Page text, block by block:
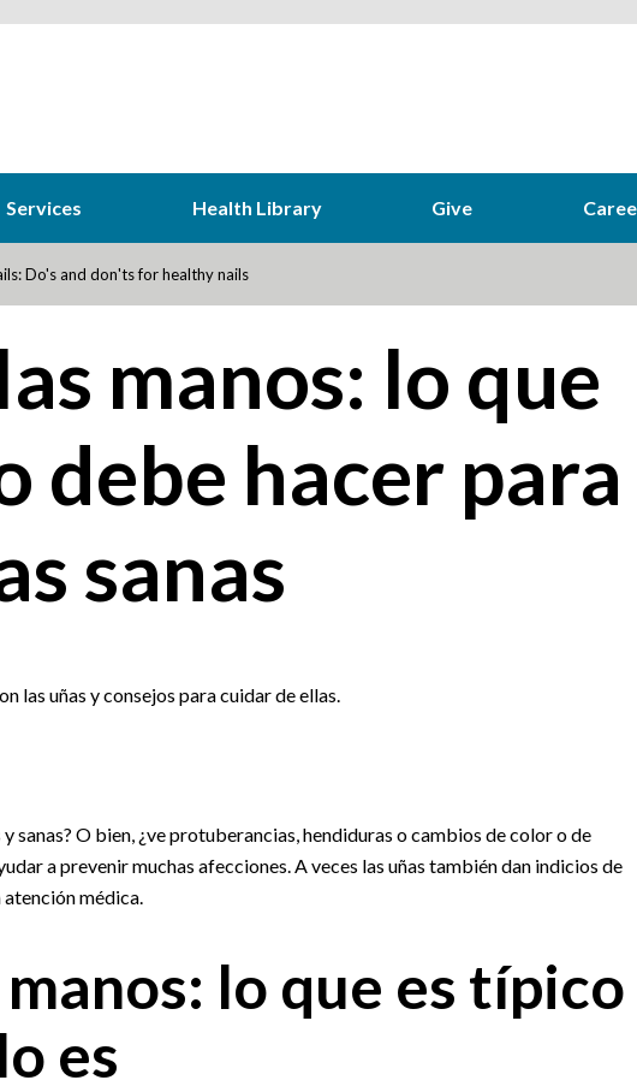
Services Health Library Give
Do's and don'ts for healthy nails
manos: lo que
debe hacer para
sanas
las uñas y consejos para cuidar de ellas.
y sanas? O bien, ¿ve protuberancias, hendiduras o cambios de color o de
a prevenir muchas afecciones. A veces las uñas también dan indicios de
médica.
lo que es típico
es